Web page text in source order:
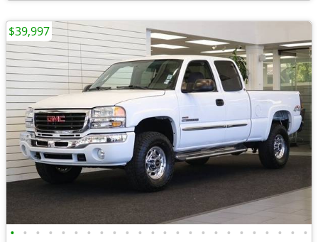
• • • • • • • • • • • • • • • • • • • • • • • •
$39,997